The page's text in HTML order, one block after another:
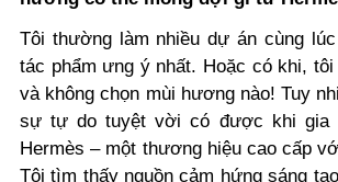
Tôi thường làm nhiều dự án cùng
tác phẩm ưng ý nhất. Hoặc có khi,
và không chọn mùi hương nào! Tuy
sự tự do tuyệt vời có được khi gia
Hermès – một thương hiệu cao cấp
Tôi tìm thấy nguồn cảm hứng sáng